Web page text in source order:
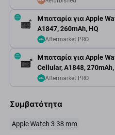
Μπαταρία για Apple
A1847, 260mAh, HQ
Aftermarket PRO
Μπαταρία για Apple
Cellular, A1848, 270mAh,
Aftermarket PRO
Συμβατότητα
Apple Watch 3 38 mm